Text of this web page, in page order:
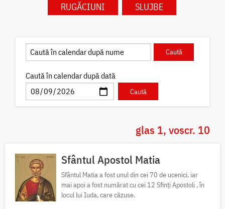
RUGĂCIUNI
SLUJBE
Caută în calendar după dată
glas 1, voscr. 10
Sfântul Apostol Matia
Sfântul Matia a fost unul din cei 70 de ucenici, iar
mai apoi a fost numărat cu cei 12 Sfinți Apostoli , în
locul lui Iuda, care căzuse.